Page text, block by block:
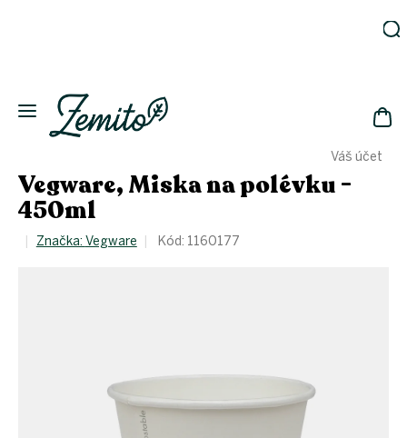
Váš účet
Eko
domácnost
Kosmetika
Eko
láhve
Akce
Vegware, Miska na polévku -
450ml
Značka: Vegware Kód: 1160177